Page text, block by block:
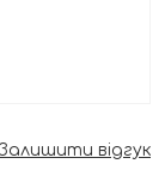
відгук